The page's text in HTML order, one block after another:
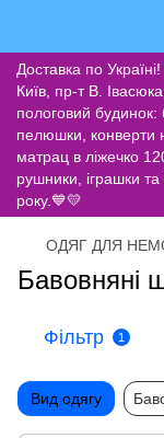
Доставка по
Київ, пр-т В.
пологовий будинок:
пелюшки, конверти
матрац в ліжечко
рушники, іграшки
року.💙💛
ОДЯГ ДЛЯ
Бавовняні
Фільтр 1
Вид одягу